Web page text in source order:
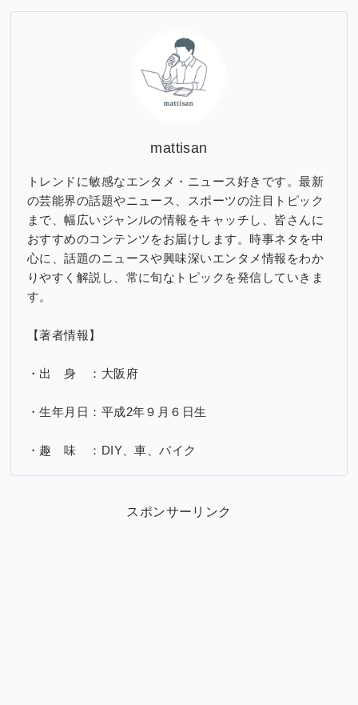
mattisan
トレンドに敏感なエンタメ・ニュース好きです。最新
の芸能界の話題やニュース、スポーツの注目トピック
まで、幅広いジャンルの情報をキャッチし、皆さんに
おすすめのコンテンツをお届けします。時事ネタを中
心に、話題のニュースや興味深いエンタメ情報をわか
りやすく解説し、常に旬なトピックを発信していきま
す。
【著者情報】
・出 身 ：大阪府
・生年月日：平成2年９月６日生
・趣 味 ：DIY、車、バイク
スポンサーリンク